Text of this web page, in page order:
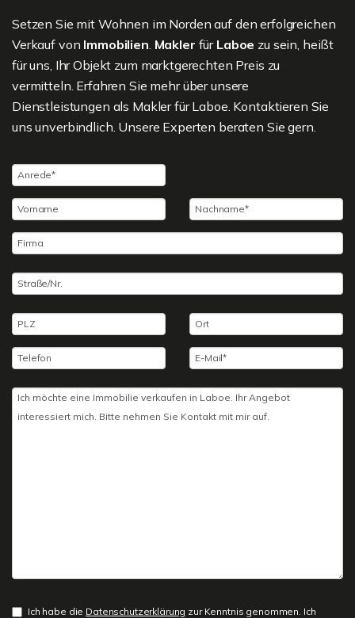
Setzen Sie mit Wohnen im Norden auf den erfolgreichen
Verkauf von Immobilien Makler für Laboe zu sein, heißt
für uns, Ihr Objekt zum marktgerechten Preis zu
vermitteln. Erfahren Sie mehr über unsere
Dienstleistungen als Makler für Laboe. Kontaktieren Sie
uns unverbindlich. Unsere Experten beraten Sie gern.
Ich habe die Datenschutzerklärung zur Kenntnis genommen. Ich